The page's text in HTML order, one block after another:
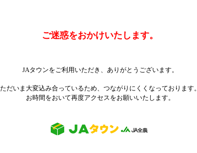
ご迷惑をおかけいたします。
JAタウンをご利用いただき、ありがとうございます。
ただいま大変込み合っているため、つながりにくくなっております。
お時間をおいて再度アクセスをお願いいたします。